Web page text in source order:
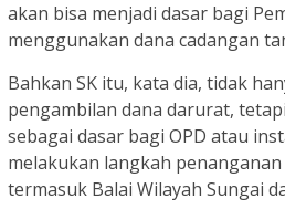
akan bisa menjadi dasar bagi
menggunakan dana cadangan
Bahkan SK itu, kata dia, tidak
pengambilan dana darurat,
sebagai dasar bagi OPD atau
melakukan langkah
termasuk Balai Wilayah Sungai